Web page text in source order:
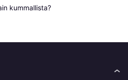
kummallista?